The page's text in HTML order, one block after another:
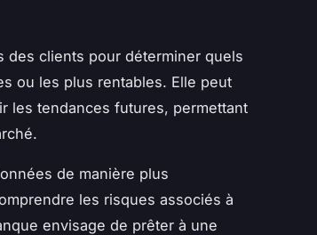
des clients pour déterminer quels
ou les plus rentables. Elle peut
les tendances futures, permettant
de manière plus
les risques associés à
envisage de prêter à une